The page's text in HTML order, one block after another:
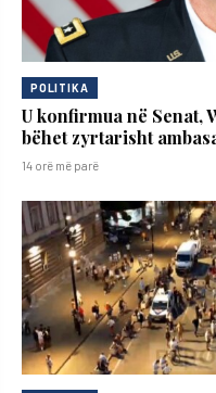
POLITIKA
U konfirmua në Senat,
bëhet zyrtarisht
14 orë më parë